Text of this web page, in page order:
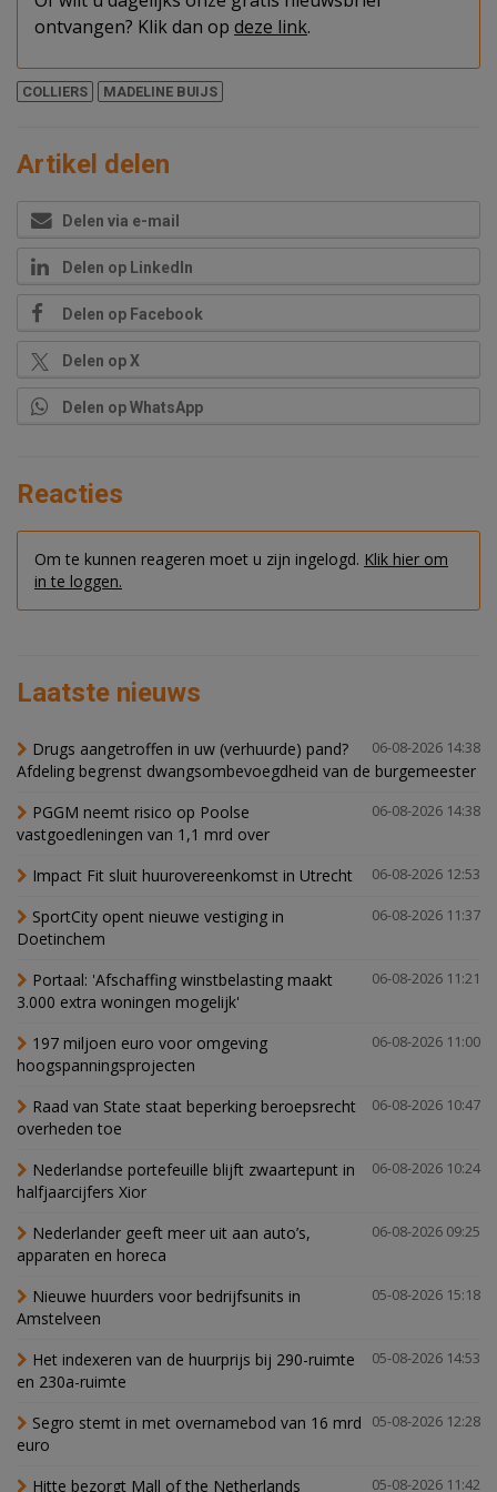
ontvangen? Klik dan op deze link.
COLLIERS MADELINE BUIJS
Artikel delen
Delen via e-mail
Delen op LinkedIn
Delen op Facebook
Delen op X
Delen op WhatsApp
Reacties
Om te kunnen reageren moet u zijn ingelogd. Klik hier om
in te loggen.
Laatste nieuws
06-08-2026 14:38
Drugs aangetroffen in uw (verhuurde) pand?
Afdeling begrenst dwangsombevoegdheid van de burgemeester
06-08-2026 14:38
PGGM neemt risico op Poolse
vastgoedleningen van 1,1 mrd over
06-08-2026 12:53
Impact Fit sluit huurovereenkomst in Utrecht
06-08-2026 11:37
SportCity opent nieuwe vestiging in
Doetinchem
06-08-2026 11:21
Portaal: 'Afschaffing winstbelasting maakt
3.000 extra woningen mogelijk'
06-08-2026 11:00
197 miljoen euro voor omgeving
hoogspanningsprojecten
06-08-2026 10:47
Raad van State staat beperking beroepsrecht
overheden toe
06-08-2026 10:24
Nederlandse portefeuille blijft zwaartepunt in
halfjaarcijfers Xior
06-08-2026 09:25
Nederlander geeft meer uit aan auto’s,
apparaten en horeca
05-08-2026 15:18
Nieuwe huurders voor bedrijfsunits in
Amstelveen
05-08-2026 14:53
Het indexeren van de huurprijs bij 290-ruimte
en 230a-ruimte
05-08-2026 12:28
Segro stemt in met overnamebod van 16 mrd
euro
05-08-2026 11:42
Hitte bezorgt Mall of the Netherlands